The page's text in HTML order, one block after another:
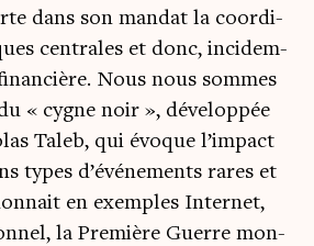
dans son man­dat la coor­di­
cen­trales et donc, inci­dem­
Nous nous sommes
« cygne noir », déve­lop­pée
Taleb, qui évoque l’im­pact
types d’é­vé­ne­ments rares et
en exemples Inter­net,
la Pre­mière Guerre mon­